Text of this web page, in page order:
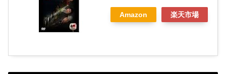
Amazon 楽天市場